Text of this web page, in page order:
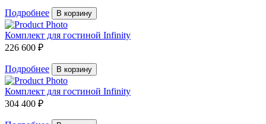
Подробнее В корзину
Комплект для гостиной Infinity
226 600 ₽
Подробнее В корзину
Комплект для гостиной Infinity
304 400 ₽